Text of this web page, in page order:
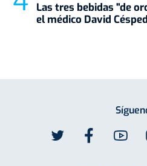
Las tres bebidas "de
el médico David